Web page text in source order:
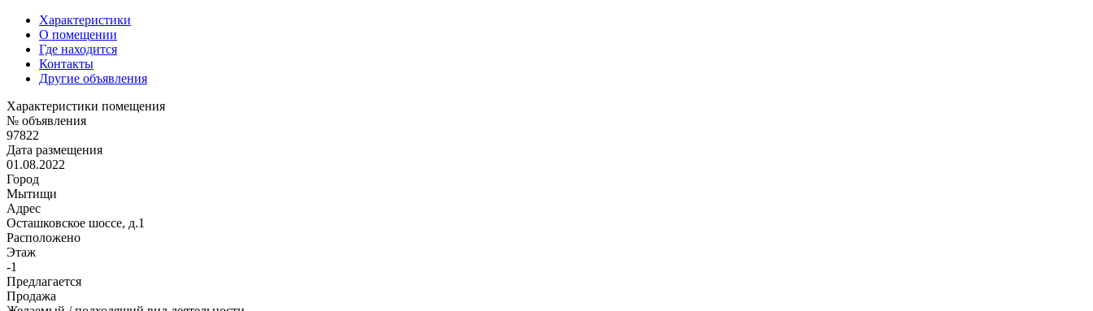
Характеристики
О помещении
Где находится
Контакты
Другие объявления
Характеристики помещения
№ объявления
97822
Дата размещения
01.08.2022
Город
Мытищи
Адрес
Осташковское шоссе, д.1
Расположено
Этаж
-1
Предлагается
Продажа